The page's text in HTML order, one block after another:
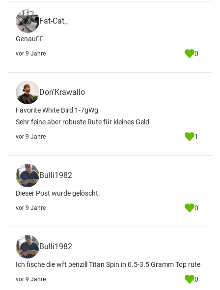
Fat-Cat_
Genau👍🏻
vor 9 Jahre 0
Don'Krawallo
Favorite White Bird 1-7gWg
Sehr feine aber robuste Rute für kleines Geld
vor 9 Jahre 1
Bulli1982
Dieser Post wurde gelöscht.
vor 9 Jahre 0
Bulli1982
Ich fische die wft penzill Titan Spin in 0.5-3.5 Gramm Top rute
vor 9 Jahre 0